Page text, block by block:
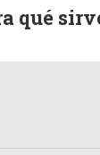
qué